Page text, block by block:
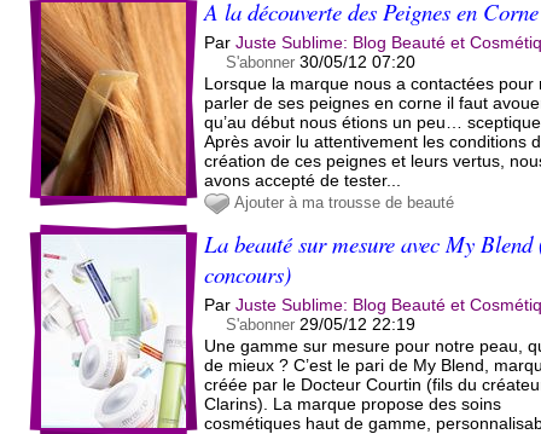
A la découverte des Peignes en Corne
ParJuste Sublime: Blog Beauté et
S'abonner 30/05/12 07:20
Lorsque la marque nous a contactées pour
parler de ses peignes en corne il faut
qu’au début nous étions un peu…
Après avoir lu attentivement les conditions
création de ces peignes et leurs vertus,
avons accepté de tester...
Ajouter à ma trousse de beauté
La beauté sur mesure avec My
concours)
ParJuste Sublime: Blog Beauté et
S'abonner 29/05/12 22:19
Une gamme sur mesure pour notre peau,
de mieux ? C’est le pari de My Blend,
créée par le Docteur Courtin (fils du
Clarins). La marque propose des soins
cosmétiques haut de gamme,